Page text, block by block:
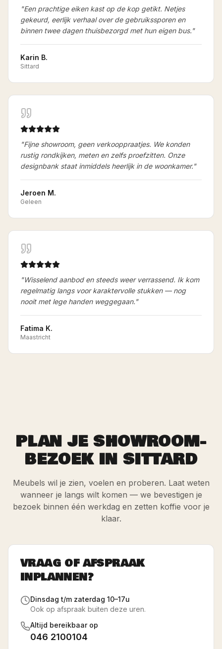
"Een prachtige eiken kast op de kop getikt. Netjes
gekeurd, eerlijk verhaal over de gebruikssporen en
binnen twee dagen thuisbezorgd met hun eigen bus."
Karin B.
Sittard
"Fijne showroom, geen verkooppraatjes. We konden
rustig rondkijken, meten en zelfs proefzitten. Onze
designbank staat inmiddels heerlijk in de woonkamer."
Jeroen M.
Geleen
"Wisselend aanbod en steeds weer verrassend. Ik kom
regelmatig langs voor karaktervolle stukken — nog
nooit met lege handen weggegaan."
Fatima K.
Maastricht
PLAN JE SHOWROOM-
BEZOEK IN SITTARD
Meubels wil je zien, voelen en proberen. Laat weten
wanneer je langs wilt komen — we bevestigen je
bezoek binnen één werkdag en zetten koffie voor je
klaar.
VRAAG OF AFSPRAAK
INPLANNEN?
Dinsdag t/m zaterdag 10–17u
Ook op afspraak buiten deze uren.
Altijd bereikbaar op
046 2100104